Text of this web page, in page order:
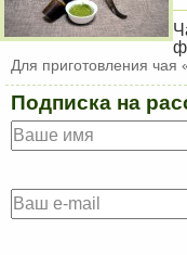
Для приготовления чая
Подписка на